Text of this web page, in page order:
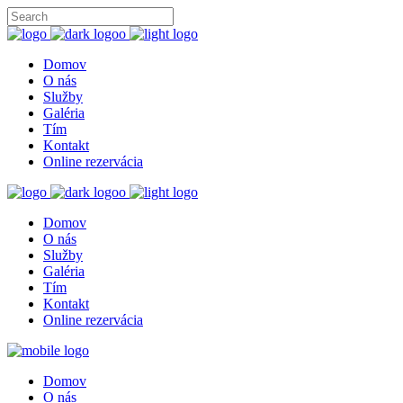
Domov
O nás
Služby
Galéria
Tím
Kontakt
Online rezervácia
Domov
O nás
Služby
Galéria
Tím
Kontakt
Online rezervácia
Domov
O nás